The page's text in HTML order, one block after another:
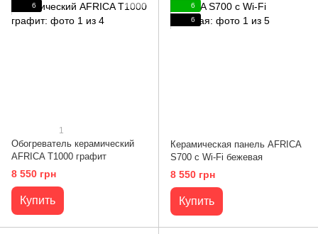
6
1
Обогреватель керамический
AFRICA T1000 графит
8 550 грн
Купить
6
6
Керамическая панель AFRICA
S700 с Wi-Fi бежевая
8 550 грн
Купить